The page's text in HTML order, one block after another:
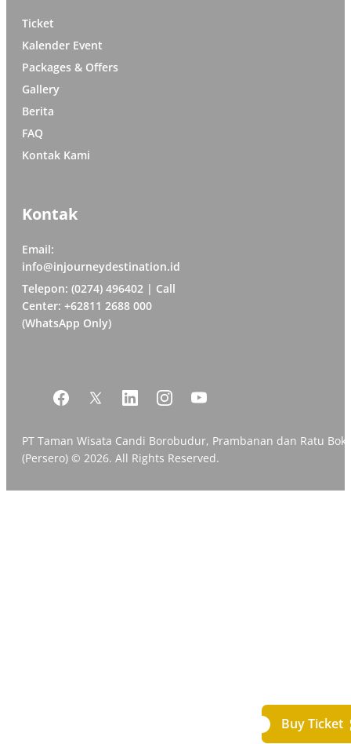
Buy Ticket
Ticket
Kalender Event
Packages & Offers
Gallery
Berita
FAQ
Kontak Kami
Kontak
Email:
info@injourneydestination.id
Telepon: (0274) 496402 | Call
Center: +62811 2688 000
(WhatsApp Only)
PT Taman Wisata Candi Borobudur, Prambanan dan Ratu
(Persero) © 2026. All Rights Reserved.